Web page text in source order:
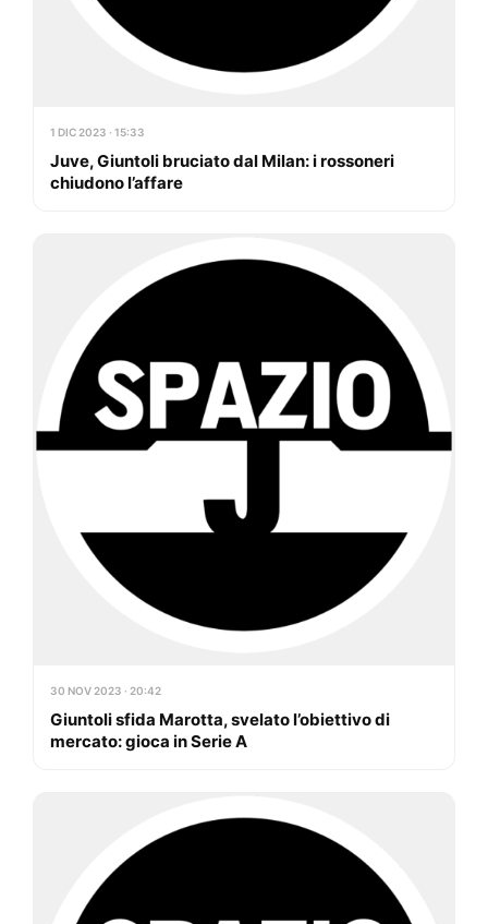
1 DIC 2023 · 15:33
Juve, Giuntoli bruciato dal Milan: i rossoneri
chiudono l’affare
30 NOV 2023 · 20:42
Giuntoli sfida Marotta, svelato l’obiettivo di
mercato: gioca in Serie A